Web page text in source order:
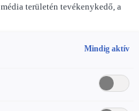
területén tevékenykedő, a
Mindig aktív